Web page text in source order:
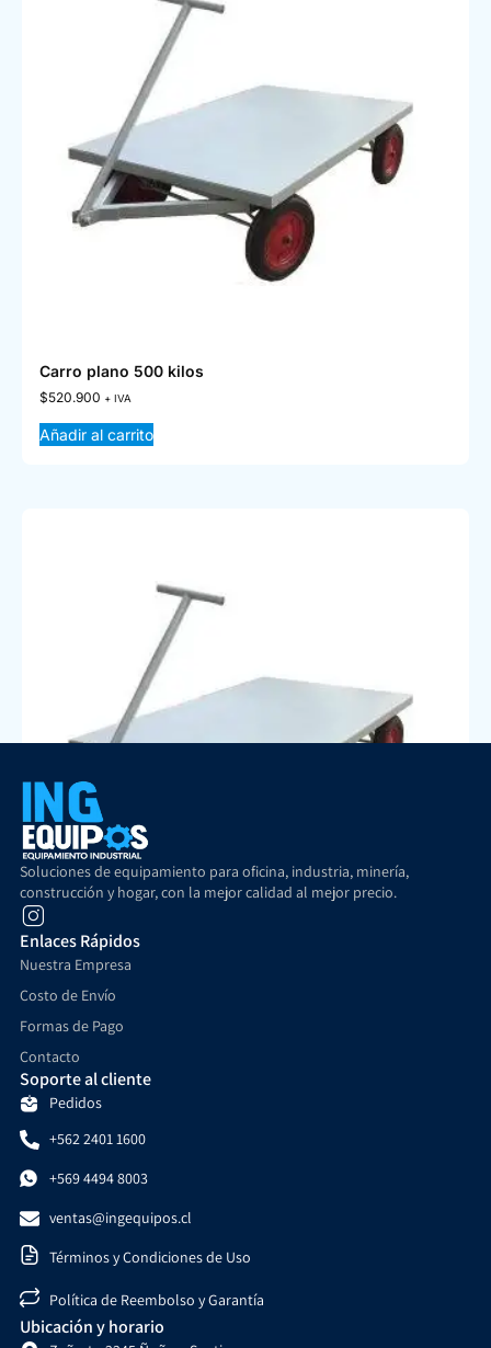
Carro plano 500 kilos
$520.900 + IVA
Añadir al carrito
Carro plano 1000 kilos
$ 609.900 + IVA
Añadir al carrito
Soluciones de equipamiento para oficina, industria, minería,
construcción y hogar, con la mejor calidad al mejor precio.
Enlaces Rápidos
Nuestra Empresa
Costo de Envío
Formas de Pago
Contacto
Soporte al cliente
Pedidos
+562 2401 1600
+569 4494 8003
ventas@ingequipos.cl
Términos y Condiciones de Uso
Política de Reembolso y Garantía
Ubicación y horario